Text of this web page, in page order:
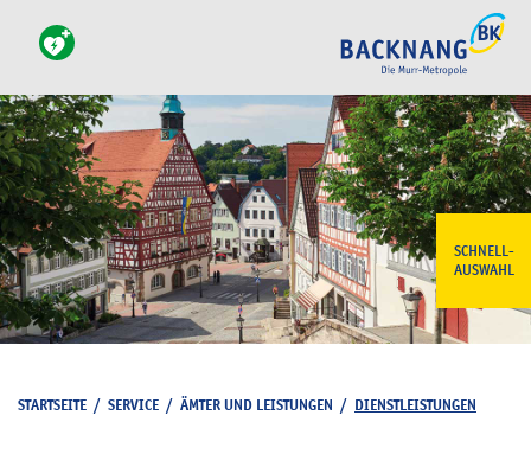
SCHNELL-
AUSWAHL
STARTSEITE / SERVICE / ÄMTER UND LEISTUNGEN / DIENSTLEISTUNGEN